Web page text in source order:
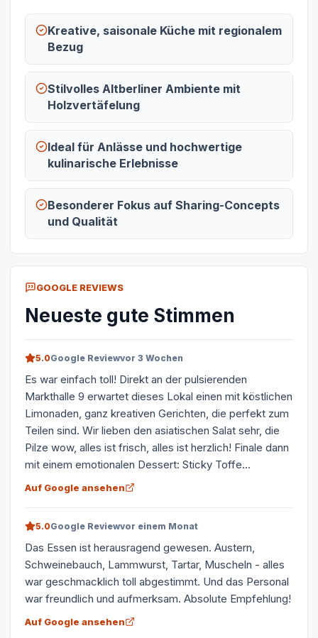
Kreative, saisonale Küche mit regionalem
Bezug
Stilvolles Altberliner Ambiente mit
Holzvertäfelung
Ideal für Anlässe und hochwertige
kulinarische Erlebnisse
Besonderer Fokus auf Sharing-Concepts
und Qualität
GOOGLE REVIEWS
Neueste gute Stimmen
5.0Google Reviewvor 3 Wochen
Es war einfach toll! Direkt an der pulsierenden
Markthalle 9 erwartet dieses Lokal einen mit köstlichen
Limonaden, ganz kreativen Gerichten, die perfekt zum
Teilen sind. Wir lieben den asiatischen Salat sehr, die
Pilze wow, alles ist frisch, alles ist herzlich! Finale dann
mit einem emotionalen Dessert: Sticky Toffe...
Auf Google ansehen
5.0Google Reviewvor einem Monat
Das Essen ist herausragend gewesen. Austern,
Schweinebauch, Lammwurst, Tartar, Muscheln - alles
war geschmacklich toll abgestimmt. Und das Personal
war freundlich und aufmerksam. Absolute Empfehlung!
Auf Google ansehen